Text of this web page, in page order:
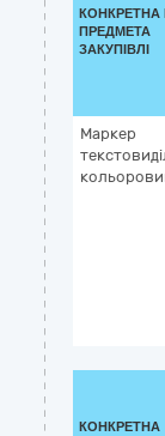
КОНКРЕТНА
ПРЕДМЕТА
ЗАКУПІВЛІ
Маркер
КОНКРЕТНА